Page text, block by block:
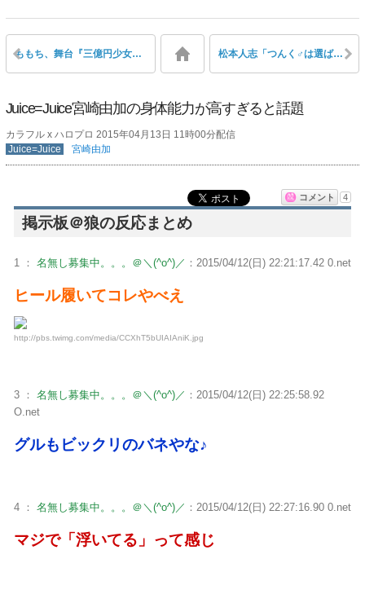
ももち、舞台『三億円少女』公演時、塩田泰造に「塩田さん笑いって難しいんですよ、笑いってものわかってないでしょ？」と言っていた 松本人志「つんく♂は選ばれし男。彼がこれから書く詩は、えげつないパワーを持っているから、すごく注目したい」
Juice=Juice宮崎由加の身体能力が高すぎると話題
カラフル x ハロプロ 2015年04月13日 11時00分配信
Juice=Juice
宮崎由加
コメント 4
掲示板＠狼の反応まとめ
1 ： 名無し募集中。。。＠＼(^o^)／ ：2015/04/12(日) 22:21:17.42 0.net
ヒール履いてコレやべえ
http://pbs.twimg.com/media/CCXhT5bUIAIAniK.jpg
3 ： 名無し募集中。。。＠＼(^o^)／ ：2015/04/12(日) 22:25:58.92
O.net
グルもビックリのバネやな♪
4 ： 名無し募集中。。。＠＼(^o^)／ ：2015/04/12(日) 22:27:16.90 0.net
マジで「浮いてる」って感じ